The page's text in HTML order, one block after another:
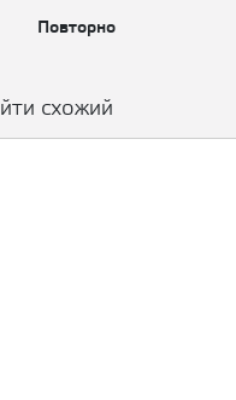
Повторно
схожий